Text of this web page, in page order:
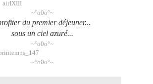
~°o0o°~
du premier déjeuner...
sous un ciel azuré...
~°o0o°~
~°o0o°~